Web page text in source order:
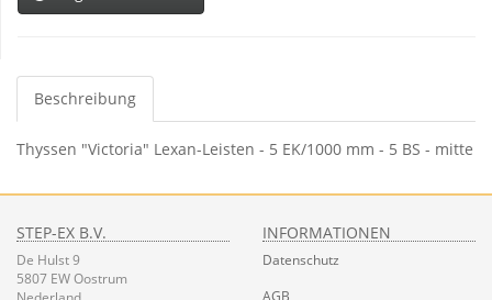
Beschreibung
Thyssen "Victoria" Lexan-Leisten - 5 EK/1000 mm - 5 BS - mitte
STEP-EX B.V.
De Hulst 9
5807 EW Oostrum
INFORMATIONEN
Datenschutz
AGB